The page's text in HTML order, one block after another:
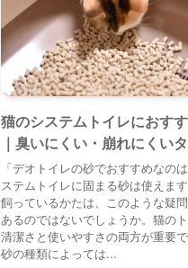
猫のシステムトイレにおす
｜臭いにくい・崩れにくい
「デオトイレの砂でおすすめなの
ステムトイレに固まる砂は使えま
飼っているかたは、このような疑
あるのではないでしょうか。猫のト
清潔さと使いやすさの両方が重要で
砂の種類によっては...